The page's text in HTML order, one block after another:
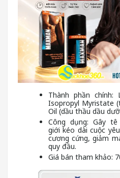
Thành phần chính:
Isopropyl Myristate
Oil (dầu thầu dầu
Công dụng: Gây
giới kéo dài cuộc
cương cứng, giảm
quy đầu.
Giá bán tham khảo: